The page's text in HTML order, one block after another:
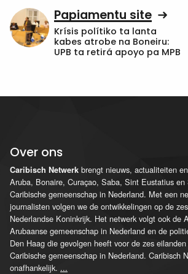
Papiamentu site
Krísis polítiko ta lanta
kabes atrobe na Boneiru:
UPB ta retirá apoyo pa MPB
Over ons
Caribisch Netwerk brengt nieuws, actualiteiten
Aruba, Bonaire, Curaçao, Saba, Sint Eustatius
Caribische gemeenschap in Nederland. Met een
journalisten volgen we de ontwikkelingen op de
Nederlandse Koninkrijk. Het netwerk volgt ook de
Arubaanse gemeenschap in Nederland en de
Den Haag die gevolgen heeft voor de zes
Caribische gemeenschap in Nederland. Caribisch
onafhankelijk. ...